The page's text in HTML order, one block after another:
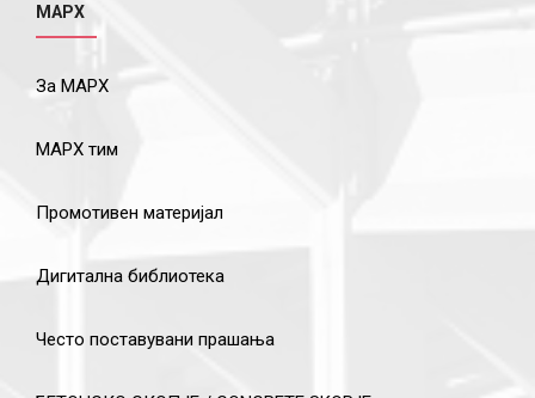
МАРХ
За МАРХ
МАРХ тим
Промотивен материјал
Дигитална библиотека
Често поставувани прашања